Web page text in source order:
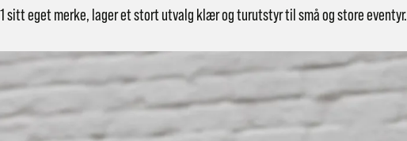
sitt eget merke, lager et stort utvalg klær og turutstyr til små og store eventyr.